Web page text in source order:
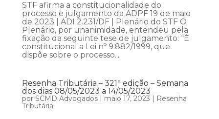
STF afirma a constitucionalidade do
processo e julgamento da ADPF 19 de maio
de 2023 | ADI 2.231/DF | Plenário do STF O
Plenário, por unanimidade, entendeu pela
fixação da seguinte tese de julgamento: “É
constitucional a Lei nº 9.882/1999, que
dispõe sobre o processo...
Resenha Tributária – 321ª edição – Semana
dos dias 08/05/2023 a 14/05/2023
por SCMD Advogados| maio 17, 2023 | Resenha
Tributária